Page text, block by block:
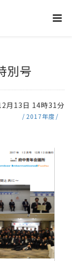
別号
月13日 14時31分
2017年度